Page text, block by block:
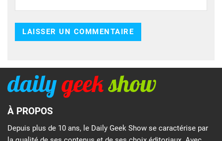
À PROPOS
Depuis plus de 10 ans, le Daily Geek Show se caractérise par